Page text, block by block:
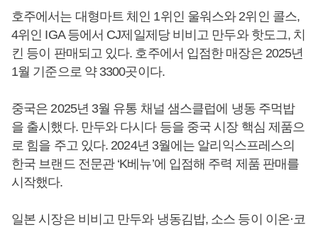
호주에서는 대형마트 체인 1위인 울워스와 2위인 콜스,
4위인 IGA 등에서 CJ제일제당 비비고 만두와 핫도그, 치
킨 등이 판매되고 있다. 호주에서 입점한 매장은 2025년
1월 기준으로 약 3300곳이다.
중국은 2025년 3월 유통 채널 샘스클럽에 냉동 주먹밥
을 출시했다. 만두와 다시다 등을 중국 시장 핵심 제품으
로 힘을 주고 있다. 2024년 3월에는 알리익스프레스의
한국 브랜드 전문관 ‘K베뉴’에 입점해 주력 제품 판매를
시작했다.
일본 시장은 비비고 만두와 냉동김밥, 소스 등이 이온·코